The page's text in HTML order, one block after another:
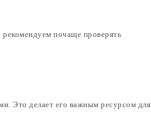
почаще проверять
Это делает его важным ресурсом для